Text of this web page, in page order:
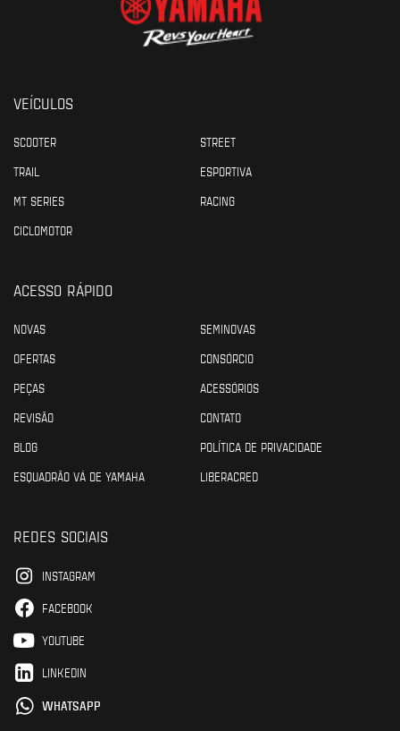
VEÍCULOS
SCOOTER
STREET
TRAIL
ESPORTIVA
MT SERIES
RACING
CICLOMOTOR
ACESSO RÁPIDO
NOVAS
SEMINOVAS
OFERTAS
CONSÓRCIO
PEÇAS
ACESSÓRIOS
REVISÃO
CONTATO
BLOG
POLÍTICA DE PRIVACIDADE
ESQUADRÃO VÁ DE YAMAHA
LIBERACRED
REDES SOCIAIS
INSTAGRAM
FACEBOOK
YOUTUBE
LINKEDIN
WHATSAPP